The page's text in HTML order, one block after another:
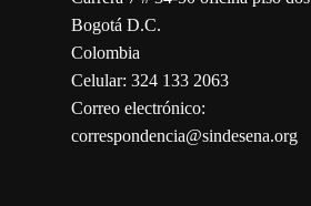
Bogotá D.C.
Colombia
Celular: 324 133 2063
Correo electrónico:
correspondencia@sindesena.org